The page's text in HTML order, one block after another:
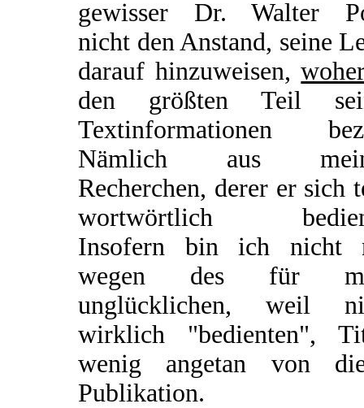
gewisser Dr. Walter
nicht den Anstand, seine
darauf hinzuweisen,
den größten Teil
Textinformationen
Nämlich aus
Recherchen, derer er sich
wortwörtlich
Insofern bin ich nicht
wegen des für
unglücklichen, weil
wirklich "bedienten",
wenig angetan von
Publikation.